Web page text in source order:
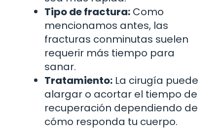
Tipo de fractura: Como
mencionamos antes, las
fracturas conminutas suelen
requerir más tiempo para
sanar.
Tratamiento: La cirugía puede
alargar o acortar el tiempo de
recuperación dependiendo de
cómo responda tu cuerpo.